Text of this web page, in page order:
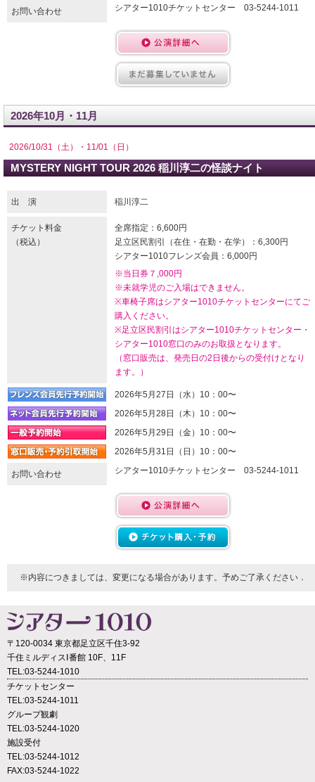
お問い合わせ シアター1010チケットセンター 03-5244-1011
2026年10月・11月
2026/10/31（土）・11/01（日）
MYSTERY NIGHT TOUR 2026 稲川淳二の怪談ナイト
出 演 稲川淳二
チケット料金
（税込）
全席指定：6,600円
足立区民割引（在住・在勤・在学）：6,300円
シアター1010フレンズ会員：6,000円
※当日券７,000円
※未就学児のご入場はできません。
※車椅子席はシアター1010チケットセンターにてご
購入ください。
※足立区民割引はシアター1010チケットセンター・
シアター1010窓口のみのお取扱となります。
（窓口販売は、発売日の2日後からの受付けとなり
ます。）
2026年5月27日（水）10：00〜
2026年5月28日（木）10：00〜
2026年5月29日（金）10：00〜
2026年5月31日（日）10：00〜
お問い合わせ シアター1010チケットセンター 03-5244-1011
※内容につきましては、変更になる場合があります。予めご了承ください．
〒120-0034 東京都足立区千住3-92
千住ミルディスⅠ番館 10F、11F
TEL:03-5244-1010
チケットセンター
TEL:03-5244-1011
グループ観劇
TEL:03-5244-1020
施設受付
TEL:03-5244-1012
FAX:03-5244-1022